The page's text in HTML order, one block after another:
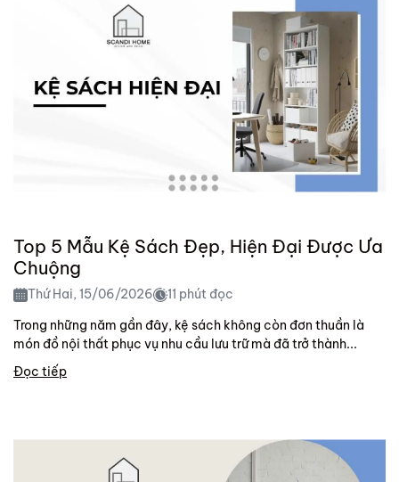
Top 5 Mẫu Kệ Sách Đẹp, Hiện Đại Được Ưa
Chuộng
Thứ Hai, 15/06/2026
11 phút đọc
Trong những năm gần đây, kệ sách không còn đơn thuần là
món đồ nội thất phục vụ nhu cầu lưu trữ mà đã trở thành...
Đọc tiếp